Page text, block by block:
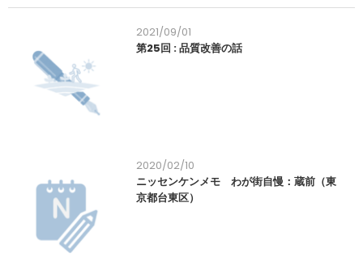
2021/09/01
第25回 : 品質改善の話
2020/02/10
ニッセンケンメモ わが街自慢：蔵前（東
京都台東区）